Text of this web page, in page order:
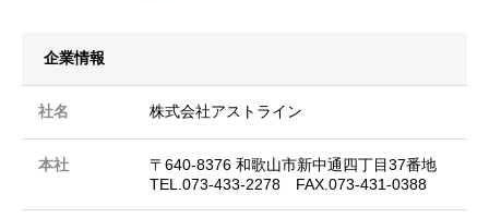
企業情報
社名 株式会社アストライン
本社
〒640-8376 和歌山市新中通四丁目37番地
TEL.073-433-2278 FAX.073-431-0388